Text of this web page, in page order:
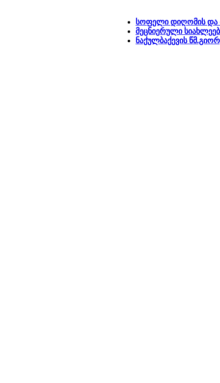
სოფელი დიღომის და
მეცნიერული
ნაქულბაქევის